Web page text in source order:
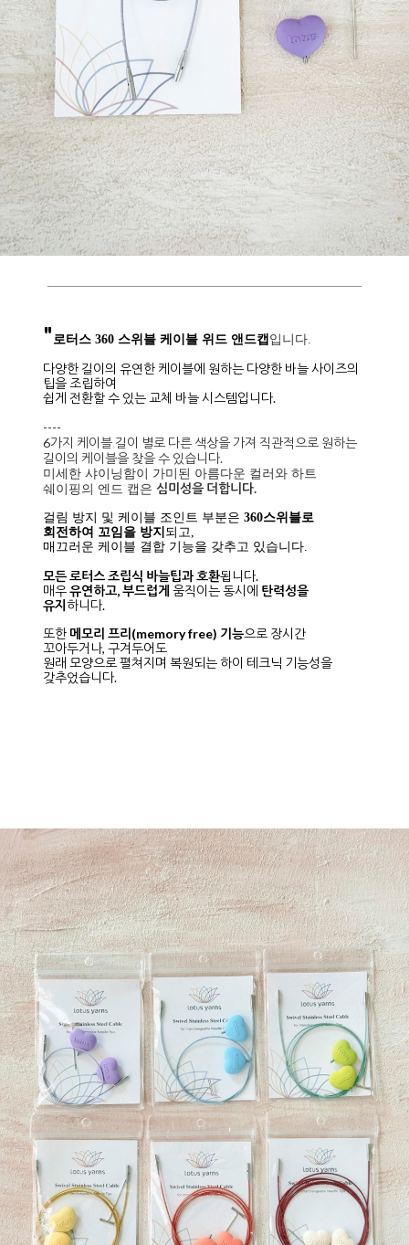
" 로터스 360 스위블 케이블 위드 앤드캡 입니다.
다양한 길이의 유연한 케이블에 원하는 다양한 바늘 사이즈의
팁을 조립하여
쉽게 전환할 수 있는 교체 바늘 시스템입니다.
----
6가지 케이블 길이 별로 다른 색상을 가져 직관적으로 원하는
길이의 케이블을 찾을 수 있습니다.
미세한 샤이닝함이 가미된 아름다운 컬러와 하트
쉐이핑의 엔드 캡은 심미성을 더합니다.
걸림 방지 및 케이블 조인트 부분은 360스위블로
회전하여 꼬임을 방지 되고,
매끄러운 케이블 결합 기능을 갖추고 있습니다.
모든 로터스 조립식 바늘팁과 호환됩니다.
매우유연하고, 부드럽게 움직이는 동시에 탄력성을
유지 하니다.
또한 메모리 프리(memory free) 기능으로 장시간
꼬아두거나, 구겨두어도
원래 모양으로 펼쳐지며 복원되는 하이 테크닉 기능성을
갖추었습니다.